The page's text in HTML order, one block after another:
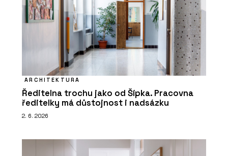
ARCHITEKTURA
Ředitelna trochu jako od Šípka. Pracovna
ředitelky má důstojnost i nadsázku
2. 6. 2026